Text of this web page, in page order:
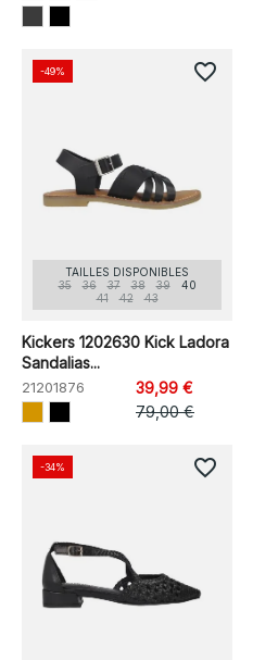
TAILLES DISPONIBLES
35
36 37 38 39
40
41
42 43
Kickers 1202630 Kick Ladora
Sandalias...
21201876
39,99 €
79,00 €
-49% favorite_border
-34% favorite_border